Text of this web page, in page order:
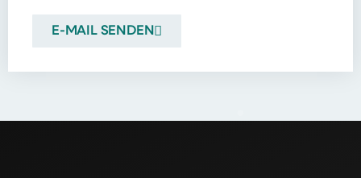
E-MAIL SENDEN